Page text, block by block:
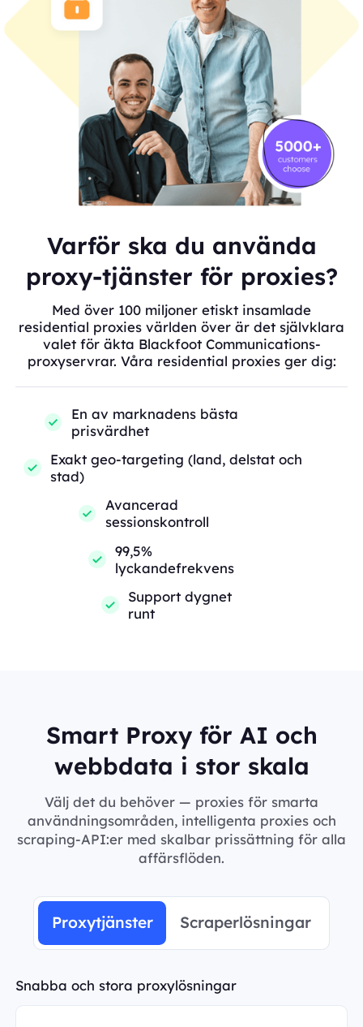
Varför ska du använda
proxy-tjänster för proxies?
Med över 100 miljoner etiskt insamlade
residential proxies världen över är det självklara
valet för äkta Blackfoot Communications-
proxyservrar. Våra residential proxies ger dig:
En av marknadens bästa
prisvärdhet
Exakt geo-targeting (land, delstat och
stad)
Avancerad
sessionskontroll
99,5%
lyckandefrekvens
Support dygnet
runt
Smart Proxy för AI och
webbdata i stor skala
Välj det du behöver — proxies för smarta
användningsområden, intelligenta proxies och
scraping-API:er med skalbar prissättning för alla
affärsflöden.
Proxytjänster Scraperlösningar
Snabba och stora proxylösningar